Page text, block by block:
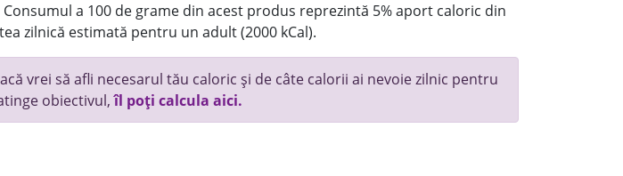
Consumul a 100 de grame din acest produs reprezintă 5% aport caloric din
zilnică estimată pentru un adult (2000 kCal).
vrei să afli necesarul tău caloric și de câte calorii ai nevoie zilnic pentru
obiectivul,îl poți calcula aici.